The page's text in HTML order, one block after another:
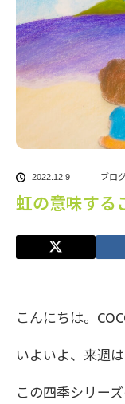
2022.12.9 ブロ
虹の意味する
こんにちは。
いよいよ、来週
この四季シリー